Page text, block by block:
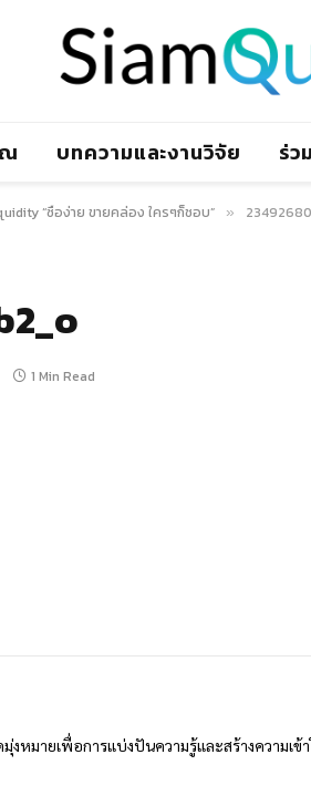
บทความและงานวิจัย ร่ว
“ซื้อง่าย ขายคล่อง ใครๆก็ชอบ” »
1 Min Read
งหมายเพื่อการแบ่งปันความรู้และสร้างความเข้